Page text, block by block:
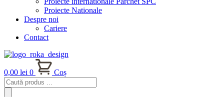
Proiecte Nationale
Despre noi
Cariere
Contact
0,00 lei 0
Coș
Products
search